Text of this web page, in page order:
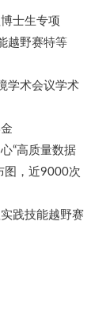
士生专项
越野赛特等
学术会议学术
“高质量数据
图，近9000次
践技能越野赛